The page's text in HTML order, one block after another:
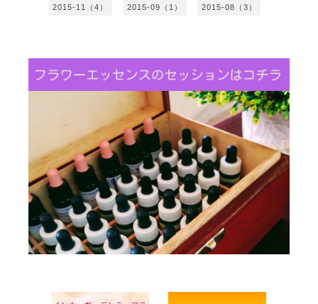
2015-11（4） 2015-09（1） 2015-08（3）